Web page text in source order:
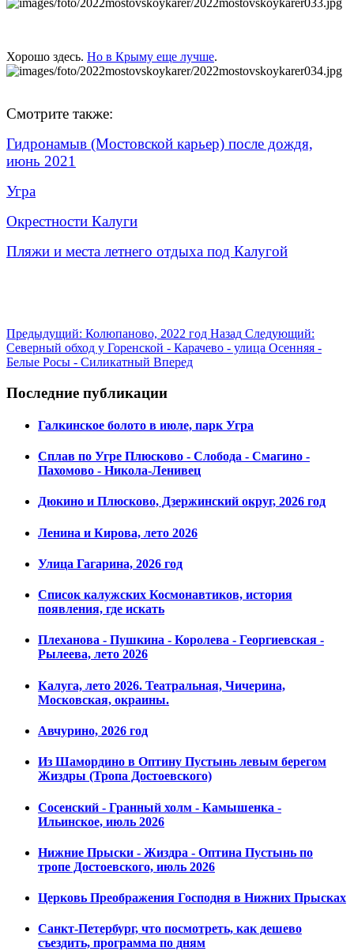
Хорошо здесь. Но в Крыму еще лучше.
Смотрите также:
Гидронамыв (Мостовской карьер) после дождя,
июнь 2021
Угра
Окрестности Калуги
Пляжи и места летнего отдыха под Калугой
Предыдущий: Колюпаново, 2022 год Назад Следующий:
Северный обход у Горенской - Карачево - улица Осенняя -
Белые Росы - Силикатный Вперед
Последние публикации
Галкинское болото в июле, парк Угра
Сплав по Угре Плюсково - Слобода - Смагино -
Пахомово - Никола-Ленивец
Дюкино и Плюсково, Дзержинский округ, 2026 год
Ленина и Кирова, лето 2026
Улица Гагарина, 2026 год
Список калужских Космонавтиков, история
появления, где искать
Плеханова - Пушкина - Королева - Георгиевская -
Рылеева, лето 2026
Калуга, лето 2026. Театральная, Чичерина,
Московская, окраины.
Авчурино, 2026 год
Из Шамордино в Оптину Пустынь левым берегом
Жиздры (Тропа Достоевского)
Сосенский - Гранный холм - Камышенка -
Ильинское, июль 2026
Нижние Прыски - Жиздра - Оптина Пустынь по
тропе Достоевского, июль 2026
Церковь Преображения Господня в Нижних Прысках
Санкт-Петербург, что посмотреть, как дешево
съездить, программа по дням